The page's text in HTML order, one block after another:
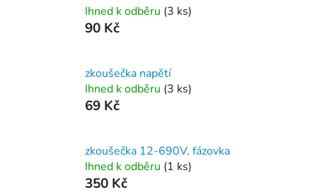
Ihned k odběru (3 ks)
90 Kč
zkoušečka napětí
Ihned k odběru (3 ks)
69 Kč
zkoušečka 12-690V, fázovka
Ihned k odběru (1 ks)
350 Kč